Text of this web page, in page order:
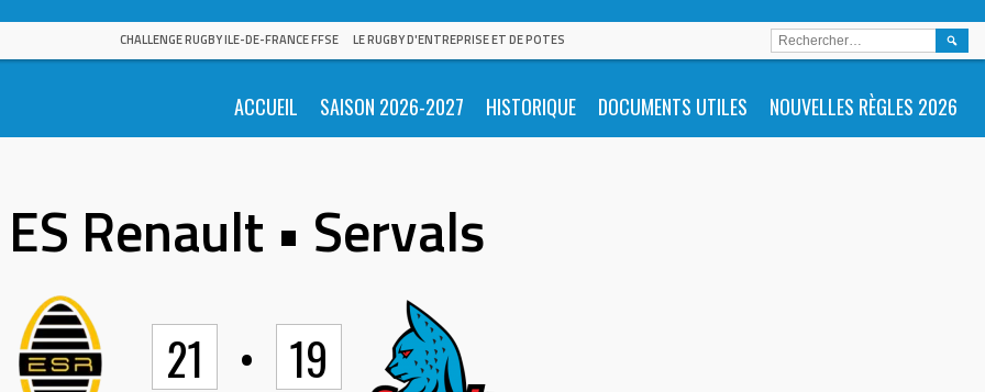
CHALLENGE RUGBY ILE-DE-FRANCE FFSE LE RUGBY D'ENTREPRISE ET DE POTES
ACCUEIL SAISON 2026-2027 HISTORIQUE DOCUMENTS UTILES NOUVELLES RÈGLES 2026
ES Renault • Servals
21 • 19